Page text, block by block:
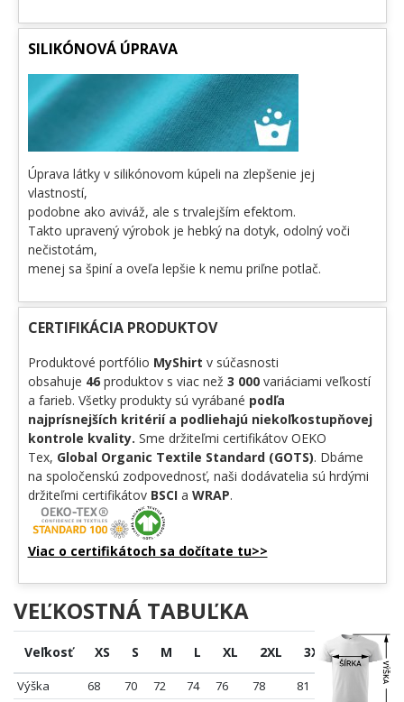
SILIKÓNOVÁ ÚPRAVA
Úprava látky v silikónovom kúpeli na zlepšenie jej
vlastností,
podobne ako aviváž, ale s trvalejším efektom.
Takto upravený výrobok je hebký na dotyk, odolný voči
nečistotám,
menej sa špiní a oveľa lepšie k nemu priľne potlač.
CERTIFIKÁCIA PRODUKTOV
Produktové portfólio MyShirt v súčasnosti
obsahuje 46 produktov s viac než 3 000variáciami veľkostí
a farieb. Všetky produkty sú vyrábané podľa
najprísnejších kritérií a podliehajú niekoľkostupňovej
kontrole kvality. Sme držiteľmi certifikátov OEKO
Tex, Global Organic Textile Standard (GOTS). Dbáme
na spoločenskú zodpovednosť, naši dodávatelia sú hrdými
držiteľmi certifikátov BSCI a WRAP.
Viac o certifikátoch sa dočítate tu>>
VEĽKOSTNÁ TABUĽKA
Veľkosť XS S M L XL 2XL 3XL 4XL
Výška 68 70 72 74 76 78 81